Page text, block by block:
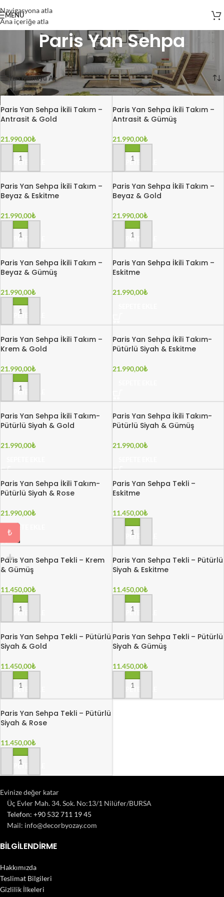
Navigasyona atla
Ana içeriğe atla
MENÜ
Paris Yan Sehpa
Ana Sayfa / Sehpa/Paris Yan Sehpa 17 sonucun tümü gösteriliyor
Yan Menüyü Aç
Paris Yan Sehpa İkili Takım –
Antrasit & Gold
21.990,00₺
SEPETE EKLE
Paris Yan Sehpa İkili Takım –
Antrasit & Gümüş
21.990,00₺
SEPETE EKLE
Paris Yan Sehpa İkili Takım –
Beyaz & Eskitme
21.990,00₺
SEPETE EKLE
Paris Yan Sehpa İkili Takım –
Beyaz & Gold
21.990,00₺
SEPETE EKLE
Paris Yan Sehpa İkili Takım –
Beyaz & Gümüş
21.990,00₺
SEPETE EKLE
Paris Yan Sehpa İkili Takım –
Eskitme
21.990,00₺
Paris Yan Sehpa İkili Takım –
Krem & Gold
21.990,00₺
SEPETE EKLE
Paris Yan Sehpa İkili Takım-
Pütürlü Siyah & Eskitme
21.990,00₺
Paris Yan Sehpa İkili Takım-
Pütürlü Siyah & Gold
21.990,00₺
Paris Yan Sehpa İkili Takım-
Pütürlü Siyah & Gümüş
21.990,00₺
Paris Yan Sehpa İkili Takım-
Pütürlü Siyah & Rose
21.990,00₺
SEPETE EKLE
Paris Yan Sehpa Tekli –
Eskitme
11.450,00₺
SEPETE EKLE
Paris Yan Sehpa Tekli – Krem
& Gümüş
11.450,00₺
SEPETE EKLE
Paris Yan Sehpa Tekli – Pütürlü
Siyah & Eskitme
11.450,00₺
SEPETE EKLE
Paris Yan Sehpa Tekli – Pütürlü
Siyah & Gold
11.450,00₺
SEPETE EKLE
Paris Yan Sehpa Tekli – Pütürlü
Siyah & Gümüş
11.450,00₺
SEPETE EKLE
Paris Yan Sehpa Tekli – Pütürlü
Siyah & Rose
11.450,00₺
SEPETE EKLE
Evinize değer katar
Üç Evler Mah. 34. Sok. No:13/1 Nilüfer/BURSA
Telefon: +90 532 711 19 45
Mail: info@decorbyozay.com
BILGILENDIRME
Hakkımızda
Teslimat Bilgileri
Gizlilik İlkeleri
₺